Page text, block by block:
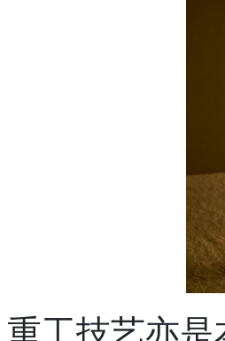
重工技艺亦